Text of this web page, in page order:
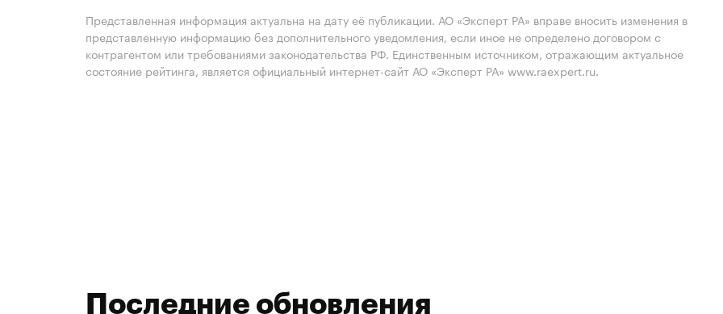
Представленная информация актуальна на дату её публикации. АО «Эксперт РА» вправе вносить изменения в
представленную информацию без дополнительного уведомления, если иное не определено договором с
контрагентом или требованиями законодательства РФ. Единственным источником, отражающим актуальное
состояние рейтинга, является официальный интернет-сайт АО «Эксперт РА» www.raexpert.ru.
Последние обновления